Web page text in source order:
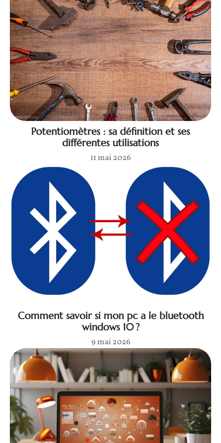
Potentiomètres : sa définition et ses
différentes utilisations
11 mai 2026
Comment savoir si mon pc a le bluetooth
windows 10 ?
9 mai 2026